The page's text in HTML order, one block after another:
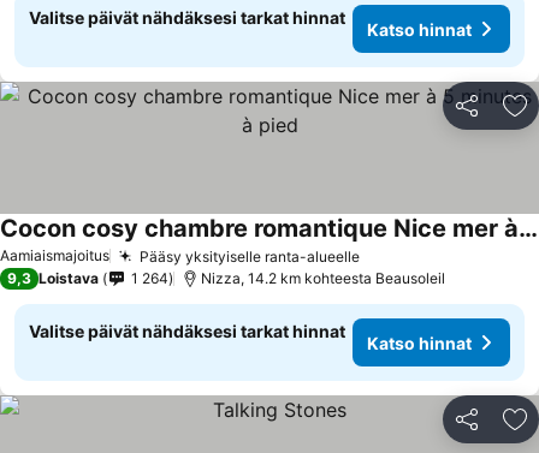
Valitse päivät nähdäksesi tarkat hinnat
Katso hinnat
Jaa
Aamiaismajoitus Pääsy yksityiselle ranta-alueelle
Cocon cosy chambre romantique Nice mer à 5 minutes à pied
9,3 Loistava 1 264 Nizza, 14.2 km kohteesta Beausoleil
Valitse päivät nähdäksesi tarkat hinnat
Katso hinnat
Jaa